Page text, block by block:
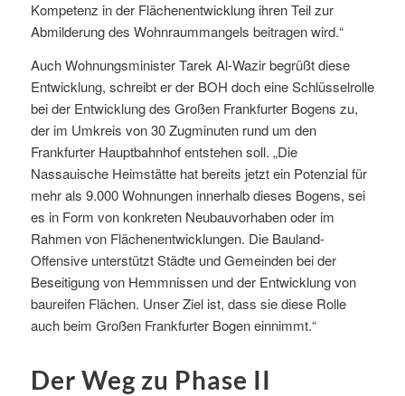
Kompetenz in der Flächenentwicklung ihren Teil zur
Abmilderung des Wohnraummangels beitragen wird.“
Auch Wohnungsminister Tarek Al-Wazir begrüßt diese
Entwicklung, schreibt er der BOH doch eine Schlüsselrolle
bei der Entwicklung des Großen Frankfurter Bogens zu,
der im Umkreis von 30 Zugminuten rund um den
Frankfurter Hauptbahnhof entstehen soll. „Die
Nassauische Heimstätte hat bereits jetzt ein Potenzial für
mehr als 9.000 Wohnungen innerhalb dieses Bogens, sei
es in Form von konkreten Neubauvorhaben oder im
Rahmen von Flächenentwicklungen. Die Bauland-
Offensive unterstützt Städte und Gemeinden bei der
Beseitigung von Hemmnissen und der Entwicklung von
baureifen Flächen. Unser Ziel ist, dass sie diese Rolle
auch beim Großen Frankfurter Bogen einnimmt.“
Der Weg zu Phase II